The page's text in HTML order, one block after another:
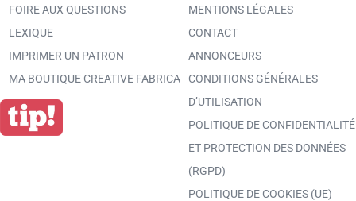
FOIRE AUX QUESTIONS
LEXIQUE
IMPRIMER UN PATRON
MA BOUTIQUE CREATIVE FABRICA
MENTIONS LÉGALES
CONTACT
ANNONCEURS
CONDITIONS GÉNÉRALES
D’UTILISATION
POLITIQUE DE CONFIDENTIALITÉ
ET PROTECTION DES DONNÉES
(RGPD)
POLITIQUE DE COOKIES (UE)